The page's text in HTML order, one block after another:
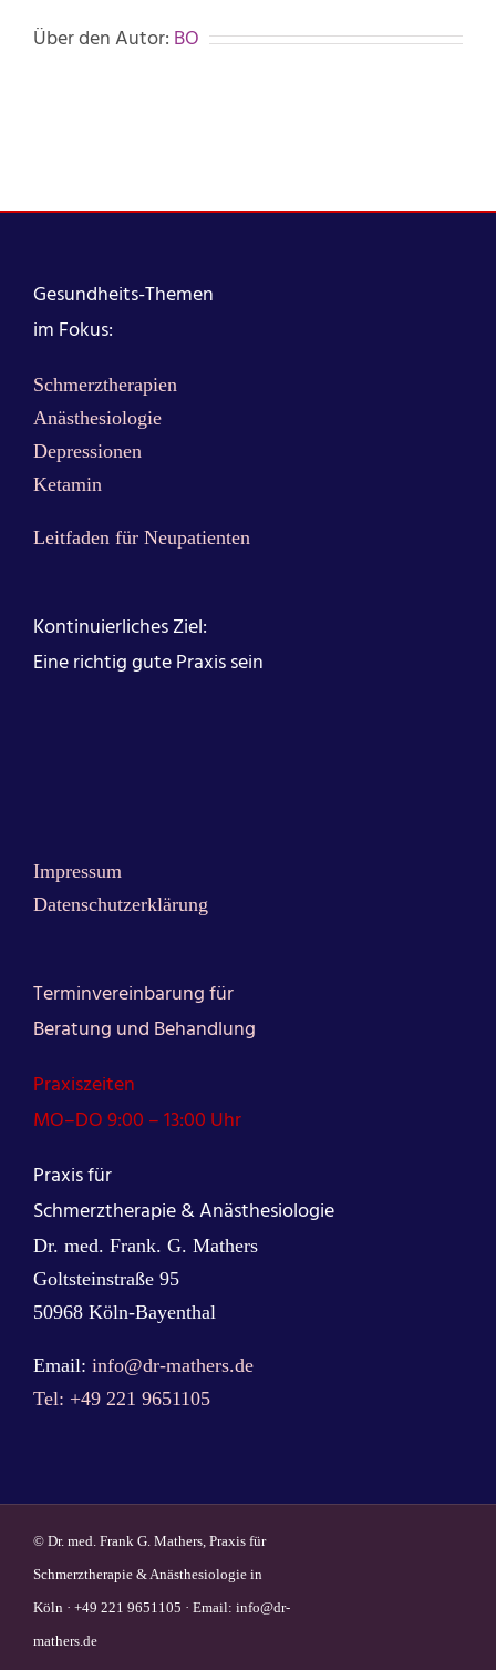
Über den Autor: BO
Gesundheits-Themen
im Fokus:
Schmerztherapien
Anästhesiologie
Depressionen
Ketamin
Leitfaden für Neupatienten
Kontinuierliches Ziel:
Eine richtig gute Praxis sein
Impressum
Datenschutzerklärung
Terminvereinbarung für
Beratung und Behandlung
Praxiszeiten
MO–DO 9:00 – 13:00 Uhr
Praxis für
Schmerztherapie & Anästhesiologie
Dr. med. Frank. G. Mathers
Goltsteinstraße 95
50968 Köln-Bayenthal
Email: info@dr-mathers.de
Tel: +49 221 9651105
© Dr. med. Frank G. Mathers, Praxis für
Schmerztherapie & Anästhesiologie in
Köln · +49 221 9651105 · Email: info@dr-
mathers.de